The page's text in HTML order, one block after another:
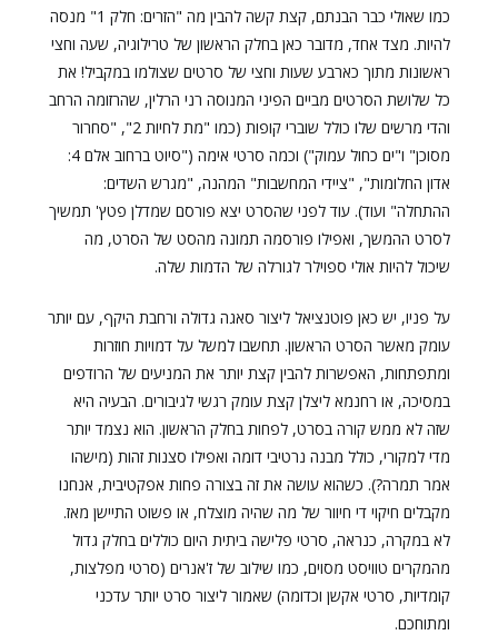
כמו שאולי כבר הבנתם, קצת קשה להבין מה "הזרים: חלק 1" מנסה
להיות. מצד אחד, מדובר כאן בחלק הראשון של טרילוגיה, שעה וחצי
ראשונות מתוך כארבע שעות וחצי של סרטים שצולמו במקביל! את
כל שלושת הסרטים מביים הפיני המנוסה רני הרלין, שהרזומה הרחב
והדי מרשים שלו כולל שוברי קופות (כמו "מת לחיות 2", "סחרור
מסוכן" ו"ים כחול עמוק") וכמה סרטי אימה ("סיוט ברחוב אלם 4:
אדון החלומות", "ציידי המחשבות" המהנה, "מגרש השדים:
ההתחלה" ועוד). עוד לפני שהסרט יצא פורסם שמדלן פטץ' תמשיך
לסרט ההמשך, ואפילו פורסמה תמונה מהסט של הסרט, מה
שיכול להיות אולי ספוילר לגורלה של הדמות שלה.
על פניו, יש כאן פוטנציאל ליצור סאגה גדולה ורחבת היקף, עם יותר
עומק מאשר הסרט הראשון. תחשבו למשל על דמויות חוזרות
ומתפתחות, האפשרות להבין קצת יותר את המניעים של הרודפים
במסיכה, או רחנמא ליצלן קצת עומק רגשי לגיבורים. הבעיה היא
שזה לא ממש קורה בסרט, לפחות בחלק הראשון. הוא נצמד יותר
מדי למקורי, כולל מבנה נרטיבי דומה ואפילו סצנות זהות (מישהו
אמר תמרה?). כשהוא עושה את זה בצורה פחות אפקטיבית, אנחנו
מקבלים חיקוי די חיוור של מה שהיה מוצלח, או פשוט התיישן מאז.
לא במקרה, כנראה, סרטי פלישה ביתית היום כוללים בחלק גדול
מהמקרים טוויסט מסוים, כמו שילוב של ז'אנרים (סרטי מפלצות,
קומדיות, סרטי אקשן וכדומה) שאמור ליצור סרט יותר עדכני
ומתוחכם.